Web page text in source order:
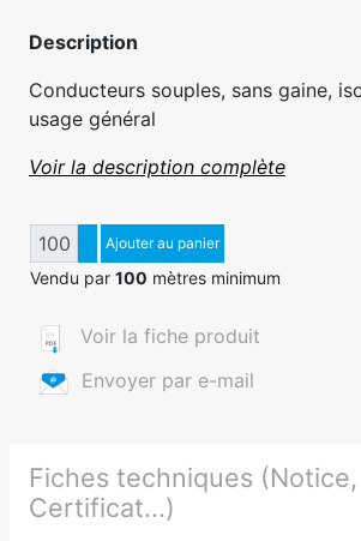
Description
Conducteurs souples, sans gaine,
usage général
Voir la description complète
QuantitéAugmenter quantité
Diminuer quantité
Ajouter au panier
Vendu par 100 mètres minimum
Voir la fiche produit
Envoyer par e-mail
Fiches techniques
Certificat...)